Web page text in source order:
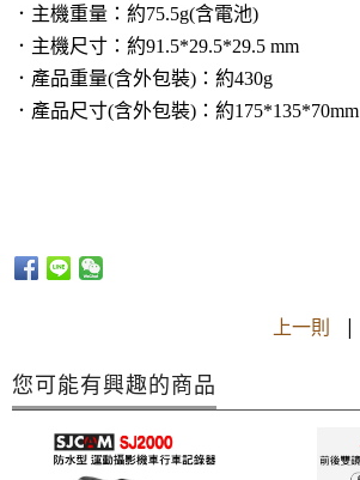
．主機重量：約75.5g(含電池)
．主機尺寸：約91.5*29.5*29.5 mm
．產品重量(含外包裝)：約430g
．產品尺寸(含外包裝)：約175*135*70mm
上一則 |
您可能有興趣的商品